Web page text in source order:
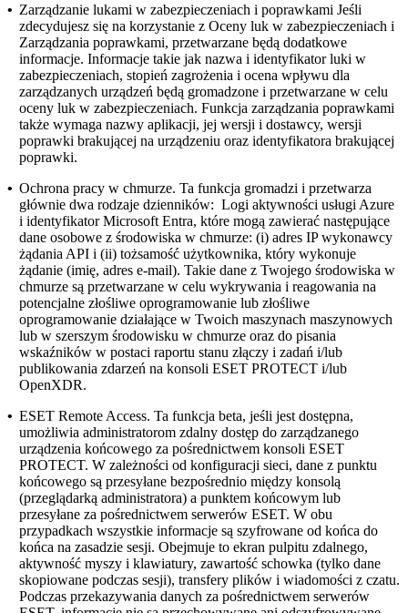
• Zarządzanie lukami w zabezpieczeniach i poprawkami Jeśli
zdecydujesz się na korzystanie z Oceny luk w zabezpieczeniach i
Zarządzania poprawkami, przetwarzane będą dodatkowe
informacje. Informacje takie jak nazwa i identyfikator luki w
zabezpieczeniach, stopień zagrożenia i ocena wpływu dla
zarządzanych urządzeń będą gromadzone i przetwarzane w celu
oceny luk w zabezpieczeniach. Funkcja zarządzania poprawkami
także wymaga nazwy aplikacji, jej wersji i dostawcy, wersji
poprawki brakującej na urządzeniu oraz identyfikatora brakującej
poprawki.
• Ochrona pracy w chmurze. Ta funkcja gromadzi i przetwarza
głównie dwa rodzaje dzienników: Logi aktywności usługi Azure
i identyfikator Microsoft Entra, które mogą zawierać następujące
dane osobowe z środowiska w chmurze: (i) adres IP wykonawcy
żądania API i (ii) tożsamość użytkownika, który wykonuje
żądanie (imię, adres e-mail). Takie dane z Twojego środowiska w
chmurze są przetwarzane w celu wykrywania i reagowania na
potencjalne złośliwe oprogramowanie lub złośliwe
oprogramowanie działające w Twoich maszynach maszynowych
lub w szerszym środowisku w chmurze oraz do pisania
wskaźników w postaci raportu stanu złączy i zadań i/lub
publikowania zdarzeń na konsoli ESET PROTECT i/lub
OpenXDR.
• ESET Remote Access. Ta funkcja beta, jeśli jest dostępna,
umożliwia administratorom zdalny dostęp do zarządzanego
urządzenia końcowego za pośrednictwem konsoli ESET
PROTECT. W zależności od konfiguracji sieci, dane z punktu
końcowego są przesyłane bezpośrednio między konsolą
(przeglądarką administratora) a punktem końcowym lub
przesyłane za pośrednictwem serwerów ESET. W obu
przypadkach wszystkie informacje są szyfrowane od końca do
końca na zasadzie sesji. Obejmuje to ekran pulpitu zdalnego,
aktywność myszy i klawiatury, zawartość schowka (tylko dane
skopiowane podczas sesji), transfery plików i wiadomości z czatu.
Podczas przekazywania danych za pośrednictwem serwerów